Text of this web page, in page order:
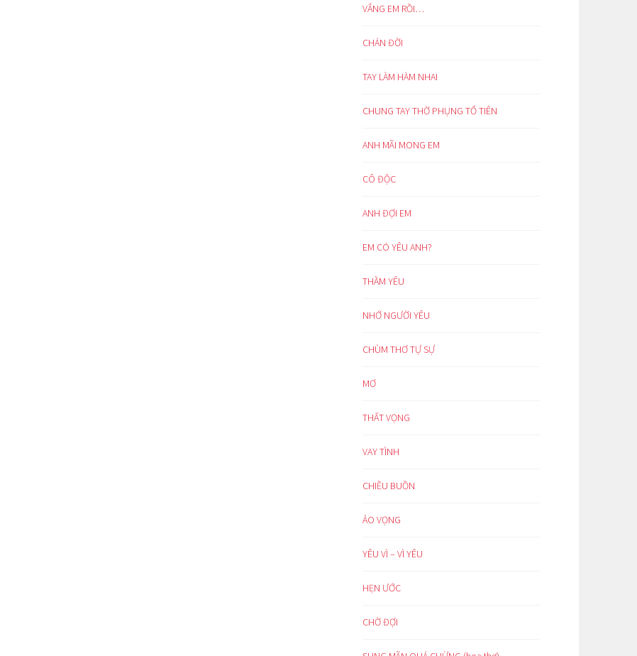
VẮNG EM RỒI…
CHÁN ĐỜI
TAY LÀM HÀM NHAI
CHUNG TAY THỜ PHỤNG TỔ TIÊN
ANH MÃI MONG EM
CÔ ĐỘC
ANH ĐỢI EM
EM CÓ YÊU ANH?
THẦM YÊU
NHỚ NGƯỜI YÊU
CHÙM THƠ TỰ SỰ
MƠ
THẤT VỌNG
VAY TÌNH
CHIỀU BUỒN
ẢO VỌNG
YÊU VÌ – VÌ YÊU
HẸN ƯỚC
CHỜ ĐỢI